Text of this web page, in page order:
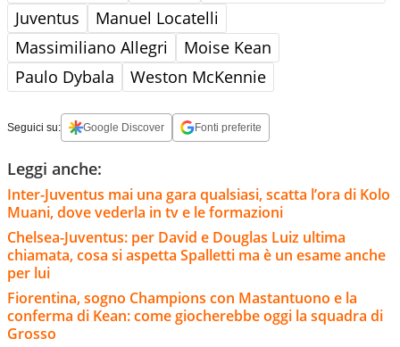
Juventus
Manuel Locatelli
Massimiliano Allegri
Moise Kean
Paulo Dybala
Weston McKennie
Seguici su: Google Discover Fonti preferite
Leggi anche:
Inter-Juventus mai una gara qualsiasi, scatta l’ora di Kolo
Muani, dove vederla in tv e le formazioni
Chelsea-Juventus: per David e Douglas Luiz ultima
chiamata, cosa si aspetta Spalletti ma è un esame anche
per lui
Fiorentina, sogno Champions con Mastantuono e la
conferma di Kean: come giocherebbe oggi la squadra di
Grosso